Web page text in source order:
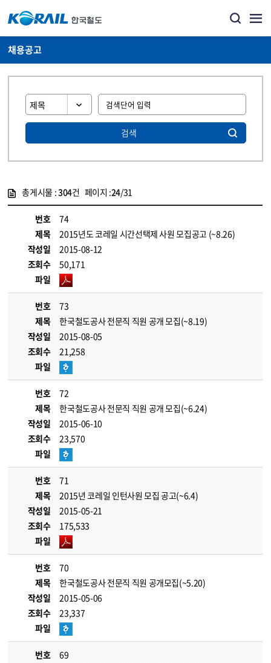
채용공고
검색
총게시물 :304건 페이지 :24/31
번호
74
제목
2015년도 코레일 시간선택제 사원 모집공고 (~8.26)
작성일
2015-08-12
조회수
50,171
파일
번호
73
제목
한국철도공사 전문직 직원 공개 모집(~8.19)
작성일
2015-08-05
조회수
21,258
파일
번호
72
제목
한국철도공사 전문직 직원 공개 모집(~6.24)
작성일
2015-06-10
조회수
23,570
파일
번호
71
제목
2015년 코레일 인턴사원 모집 공고(~6.4)
작성일
2015-05-21
조회수
175,533
파일
번호
70
제목
한국철도공사 전문직 직원 공개모집(~5.20)
작성일
2015-05-06
조회수
23,337
파일
번호
69